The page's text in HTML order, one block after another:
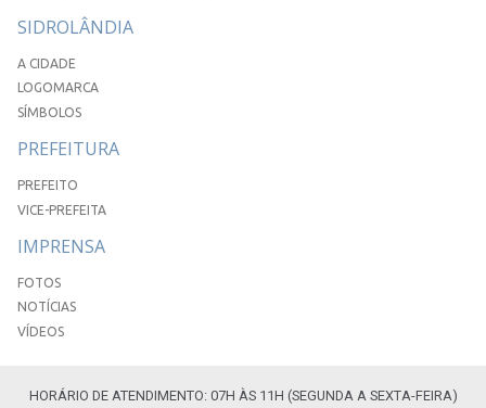
SIDROLÂNDIA
A CIDADE
LOGOMARCA
SÍMBOLOS
PREFEITURA
PREFEITO
VICE-PREFEITA
IMPRENSA
FOTOS
NOTÍCIAS
VÍDEOS
HORÁRIO DE ATENDIMENTO: 07H ÀS 11H (SEGUNDA A SEXTA-FEIRA)